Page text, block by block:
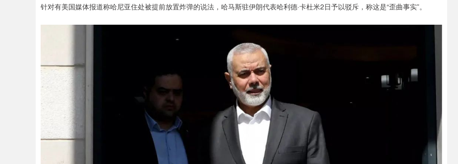
针对有美国媒体报道称哈尼亚住处被提前放置炸弹的说法，哈马斯驻伊朗代表哈利德·卡杜米2日予以驳斥，称这是“歪曲事实”。